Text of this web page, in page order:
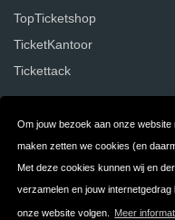
Om jouw bezoek aan onze
maken zetten we cookies (en
Met deze cookies kunnen wij en
verzamelen en jouw
onze website volgen. Meer
TopTicketshop
TicketKantoor
Tickettack
Contact
Algemene